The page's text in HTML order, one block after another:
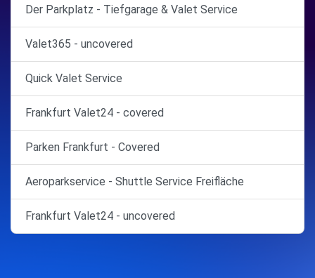
Der Parkplatz - Tiefgarage & Valet Service
Valet365 - uncovered
Quick Valet Service
Frankfurt Valet24 - covered
Parken Frankfurt - Covered
Aeroparkservice - Shuttle Service Freifläche
Frankfurt Valet24 - uncovered